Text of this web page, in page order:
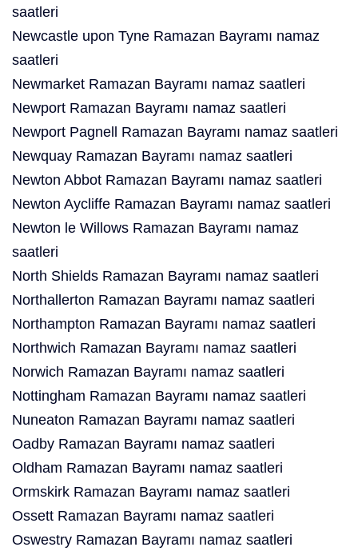
saatleri
Newcastle upon Tyne Ramazan Bayramı namaz
saatleri
Newmarket Ramazan Bayramı namaz saatleri
Newport Ramazan Bayramı namaz saatleri
Newport Pagnell Ramazan Bayramı namaz saatleri
Newquay Ramazan Bayramı namaz saatleri
Newton Abbot Ramazan Bayramı namaz saatleri
Newton Aycliffe Ramazan Bayramı namaz saatleri
Newton le Willows Ramazan Bayramı namaz
saatleri
North Shields Ramazan Bayramı namaz saatleri
Northallerton Ramazan Bayramı namaz saatleri
Northampton Ramazan Bayramı namaz saatleri
Northwich Ramazan Bayramı namaz saatleri
Norwich Ramazan Bayramı namaz saatleri
Nottingham Ramazan Bayramı namaz saatleri
Nuneaton Ramazan Bayramı namaz saatleri
Oadby Ramazan Bayramı namaz saatleri
Oldham Ramazan Bayramı namaz saatleri
Ormskirk Ramazan Bayramı namaz saatleri
Ossett Ramazan Bayramı namaz saatleri
Oswestry Ramazan Bayramı namaz saatleri